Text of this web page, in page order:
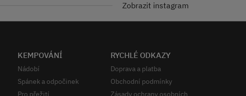
Zobrazit instagram
KEMPOVÁNÍ
Nádobí
Spánek a odpočinek
Pro přežití
RYCHLÉ ODKAZY
Doprava a platba
Obchodní podmínky
Zásady ochrany osobních